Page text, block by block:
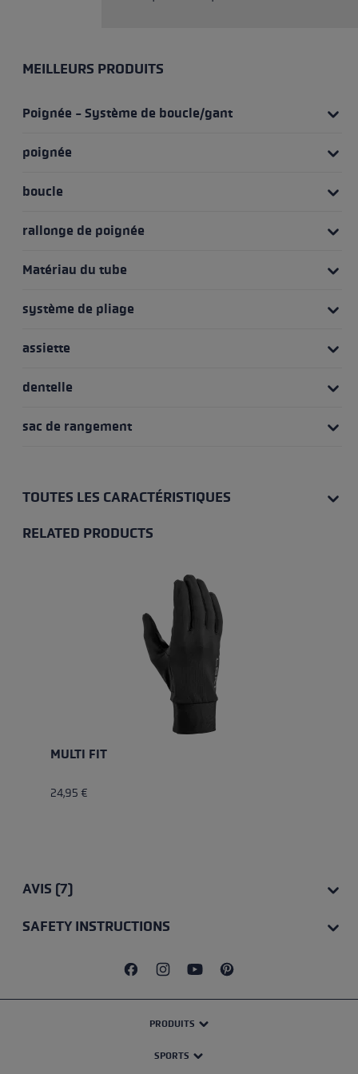
MEILLEURS PRODUITS
Poignée - Système de boucle/gant
poignée
boucle
rallonge de poignée
Matériau du tube
système de pliage
assiette
dentelle
sac de rangement
TOUTES LES CARACTÉRISTIQUES
RELATED PRODUCTS
MULTI FIT
24,95 €
AVIS (7)
SAFETY INSTRUCTIONS
PRODUITS
SPORTS